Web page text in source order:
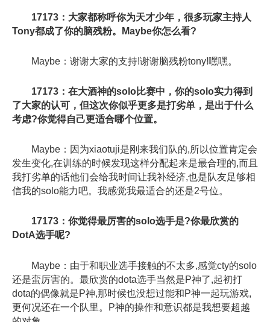
17173：大家都称呼你为天才少年，很多玩家主持人
Tony都成了你的脑残粉。Maybe你怎么看?
Maybe：谢谢大家的支持!谢谢脑残粉tony!嘿嘿。
17173：在大酒神的solo比赛中，你的solo实力得到
了大家的认可，但这次你似乎更多是打劣单，是出于什么
考虑?你觉得自己更适合哪个位置。
Maybe：因为xiaotuji是刚来我们队的,所以位置肯定会
发生变化,在训练的时候发现这样分配起来是最合理的,而且
我打劣单的话他们会给我时间让我补经济,也是队友足够相
信我的solo能力吧。我感觉我最适合的还是2号位。
17173：你觉得最厉害的solo选手是?你最欣赏的
DotA选手呢?
Maybe：由于和职业选手接触的不太多,感觉cty的solo
还是蛮厉害的。最欣赏的dota选手当然是P神了,起初打
dota的偶像就是P神,那时候也没想过能和P神一起玩游戏,
更何况还在一个队里。P神的操作和意识都是我想要超越